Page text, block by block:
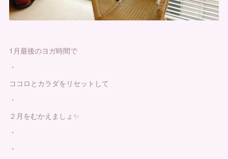
1月最後のヨガ時間で
・
ココロとカラダをリセットして
・
２月をむかえましょ✨
・
・